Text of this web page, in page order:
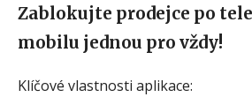
Zablokujte prodejce po
mobilu jednou pro vždy!
Klíčové vlastnosti aplikace: